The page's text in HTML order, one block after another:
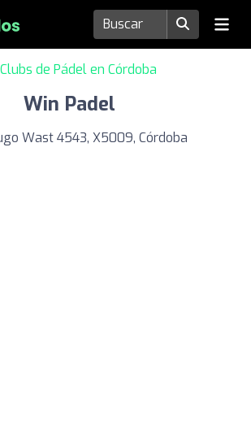
Clubs de Pádel en Córdoba
Win Padel
Wast 4543, X5009, Córdoba